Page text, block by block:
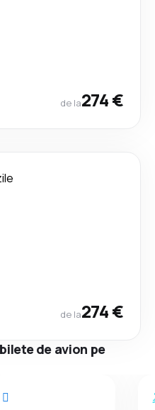
de la274 €
de la274 €
de avion pe